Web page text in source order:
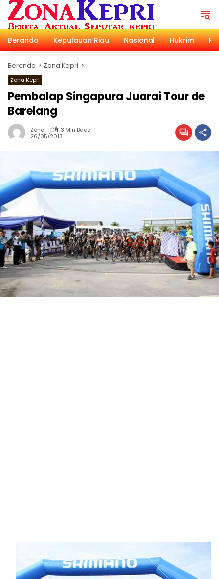
Langsung
konten
Beranda
Kepulauan Riau Nasional Hukrim
Beranda Zona Kepri
Zona Kepri
Pembalap Singapura Juarai Tour de
Barelang
Zona
3 Min Baca
26/05/2013